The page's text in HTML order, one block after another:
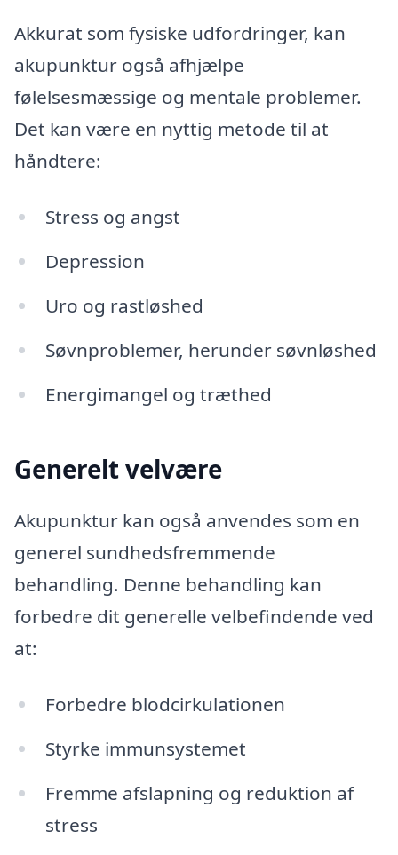
Akkurat som fysiske udfordringer, kan
akupunktur også afhjælpe
følelsesmæssige og mentale problemer.
Det kan være en nyttig metode til at
håndtere:
Stress og angst
Depression
Uro og rastløshed
Søvnproblemer, herunder søvnløshed
Energimangel og træthed
Generelt velvære
Akupunktur kan også anvendes som en
generel sundhedsfremmende
behandling. Denne behandling kan
forbedre dit generelle velbefindende ved
at:
Forbedre blodcirkulationen
Styrke immunsystemet
Fremme afslapning og reduktion af
stress